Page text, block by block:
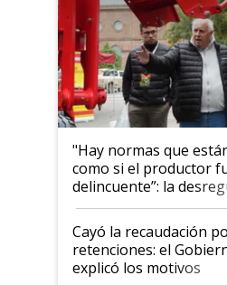
"Hay normas que
como si el productor
delincuente”: la
al Congreso Aapresid
habló del
Cayó la recaudación
retenciones: el
explicó los motivos